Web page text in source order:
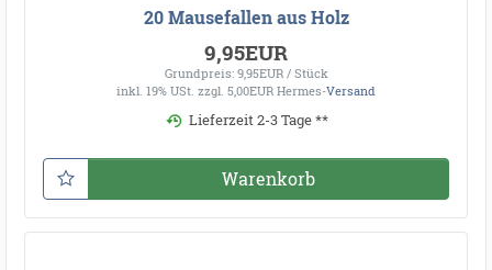
20 Mausefallen aus Holz
9,95EUR
Grundpreis: 9,95EUR / Stück
inkl. 19% USt. zzgl. 5,00EUR Hermes-Versand
Lieferzeit 2-3 Tage **
Warenkorb